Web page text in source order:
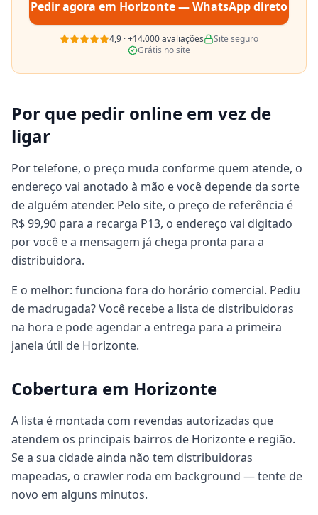
Pedir agora em Horizonte— WhatsApp direto
4,9 ·+14.000avaliações
Site seguro
Grátis no site
Por que pedir online em vez de
ligar
Por telefone, o preço muda conforme quem atende, o
endereço vai anotado à mão e você depende da sorte
de alguém atender. Pelo site, o preço de referência é
R$ 99,90 para a recarga P13, o endereço vai digitado
por você e a mensagem já chega pronta para a
distribuidora.
E o melhor: funciona fora do horário comercial. Pediu
de madrugada? Você recebe a lista de distribuidoras
na hora e pode agendar a entrega para a primeira
janela útil de Horizonte.
Cobertura em Horizonte
A lista é montada com revendas autorizadas que
atendem os principais bairros de Horizonte e região.
Se a sua cidade ainda não tem distribuidoras
mapeadas, o crawler roda em background — tente de
novo em alguns minutos.